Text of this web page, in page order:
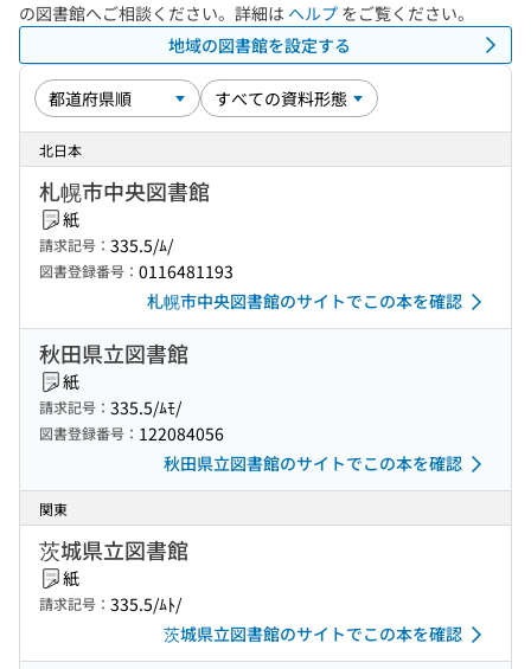
の図書館へご相談ください。詳細は ヘルプ をご覧ください。
地域の図書館を設定する
北日本
札幌市中央図書館
紙
請求記号： 335.5/ﾑ/
図書登録番号： 0116481193
札幌市中央図書館のサイトでこの本を確認
秋田県立図書館
紙
請求記号： 335.5/ﾑﾓ/
図書登録番号： 122084056
秋田県立図書館のサイトでこの本を確認
関東
茨城県立図書館
紙
請求記号： 335.5/ﾑﾄ/
茨城県立図書館のサイトでこの本を確認